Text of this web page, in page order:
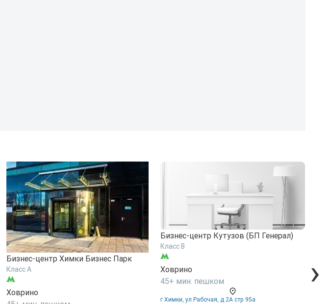
Бизнес-центр Химки Бизнес Парк
Класс A
Ховрино
Бизнес-центр Кутузов (БП Генерал)
Класс B
Ховрино
45+ мин. пешком
г Химки, ул Рабочая, д 2А стр 95а
›